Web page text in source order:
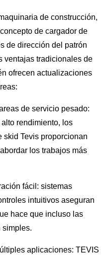
de construcción,
de cargador de
de dirección del patrón
ventajas tradicionales de
ofrecen actualizaciones
de servicio pesado:
rendimiento, los
skid Tevis proporcionan
los trabajos más
fácil: sistemas
intuitivos aseguran
hace que incluso las
simples.
aplicaciones: TEVIS